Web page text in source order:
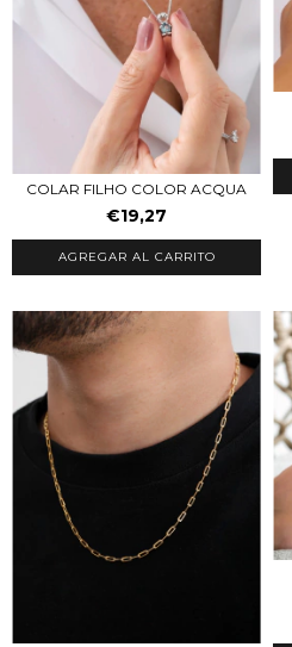
COLAR FILHO COLOR ACQUA
€19,27